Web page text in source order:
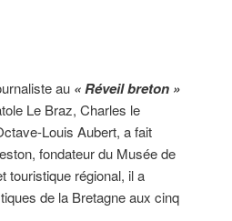
au « Réveil breton »
Le Braz, Charles le
Louis Aubert, a fait
fondateur du Musée de
touristique régional, il a
de la Bretagne aux cinq